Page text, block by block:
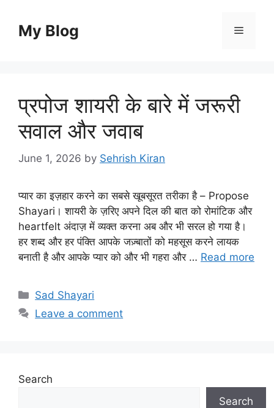
contentMy Blog Menu
प्रपोज शायरी के बारे में जरूरी
सवाल और जवाब
June 1, 2026 by Sehrish Kiran
प्यार का इज़हार करने का सबसे खूबसूरत तरीका है – Propose
Shayari। शायरी के ज़रिए अपने दिल की बात को रोमांटिक और
heartfelt अंदाज़ में व्यक्त करना अब और भी सरल हो गया है।
हर शब्द और हर पंक्ति आपके जज़्बातों को महसूस करने लायक
बनाती है और आपके प्यार को और भी गहरा और … Read more
Categories
Sad Shayari
Leave a comment
Search
Search